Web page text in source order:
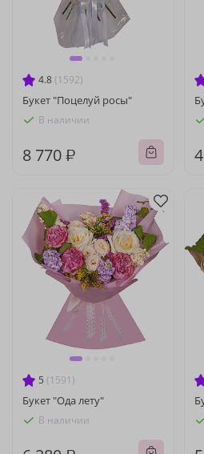
4.8 (1592)
Букет "Поцелуй росы"
В наличии
8 770 ₽
5 (1591)
Букет "Ода лету"
В наличии